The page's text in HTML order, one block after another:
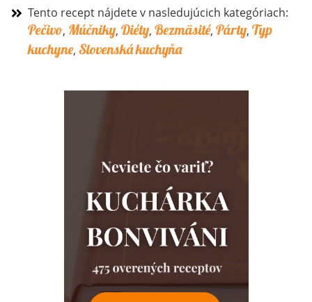
Tento recept nájdete v nasledujúcich kategóriach:
Pečivo, Múčniky, Diéty, Bezmäsité, Párty, Typ
kuchyne, Slovenská kuchyňa